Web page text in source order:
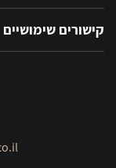
קישורים שימושיים